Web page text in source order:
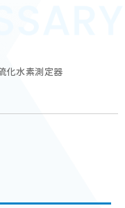
化水素測定器